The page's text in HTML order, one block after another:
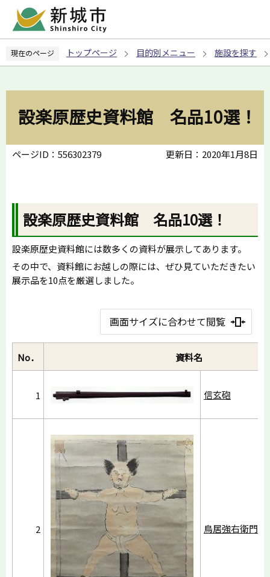
ペ
の
現在のページ トップページ 目的別メニュー 施設を探す
設楽原歴史資料館 名品10選！
ページID：556302379 更新日：2020年1月8日
設楽原歴史資料館 名品10選！
設楽原歴史資料館には数多くの資料が展示してあります。
その中で、資料館にお越しの際には、ぜひ見ていただきたい
展示品を10点を厳選しました。
画面サイズに合わせて閲覧
No． 資料名
1 信玄砲
2 鳥居強右衛門磔